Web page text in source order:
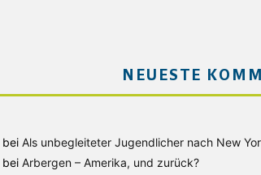
NEUESTE
bei Als unbegleiteter Jugendlicher nach New
bei Arbergen – Amerika, und zurück?